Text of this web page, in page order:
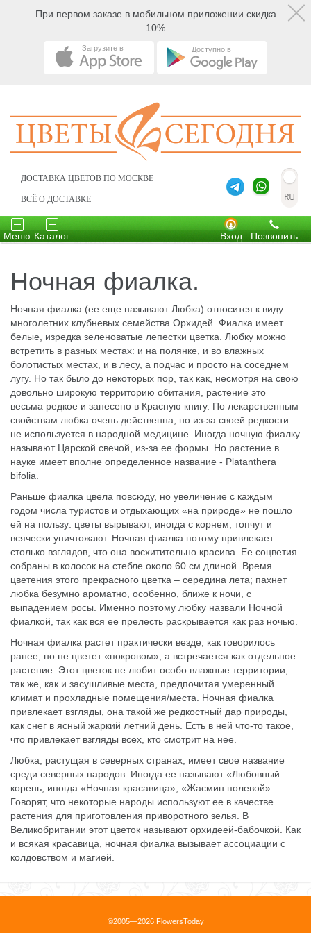
При первом заказе в мобильном приложении скидка
10%
Загрузите в Доступно в
ДОСТАВКА ЦВЕТОВ ПО МОСКВЕ
ВСЁ О ДОСТАВКЕ
Toggle
navigation
Меню
Toggle
navigation
Каталог Позвонить
Вход
Ночная фиалка.
Ночная фиалка (ее еще называют Любка) относится к виду
многолетних клубневых семейства Орхидей. Фиалка имеет
белые, изредка зеленоватые лепестки цветка. Любку можно
встретить в разных местах: и на полянке, и во влажных
болотистых местах, и в лесу, а подчас и просто на соседнем
лугу. Но так было до некоторых пор, так как, несмотря на свою
довольно широкую территорию обитания, растение это
весьма редкое и занесено в Красную книгу. По лекарственным
свойствам любка очень действенна, но из-за своей редкости
не используется в народной медицине. Иногда ночную фиалку
называют Царской свечой, из-за ее формы. Но растение в
науке имеет вполне определенное название - Platanthera
bifolia.
Раньше фиалка цвела повсюду, но увеличение с каждым
годом числа туристов и отдыхающих «на природе» не пошло
ей на пользу: цветы вырывают, иногда с корнем, топчут и
всячески уничтожают. Ночная фиалка потому привлекает
столько взглядов, что она восхитительно красива. Ее соцветия
собраны в колосок на стебле около 60 см длиной. Время
цветения этого прекрасного цветка – середина лета; пахнет
любка безумно ароматно, особенно, ближе к ночи, с
выпадением росы. Именно поэтому любку назвали Ночной
фиалкой, так как вся ее прелесть раскрывается как раз ночью.
Ночная фиалка растет практически везде, как говорилось
ранее, но не цветет «покровом», а встречается как отдельное
растение. Этот цветок не любит особо влажные территории,
так же, как и засушливые места, предпочитая умеренный
климат и прохладные помещения/места. Ночная фиалка
привлекает взгляды, она такой же редкостный дар природы,
как снег в ясный жаркий летний день. Есть в ней что-то такое,
что привлекает взгляды всех, кто смотрит на нее.
Любка, растущая в северных странах, имеет свое название
среди северных народов. Иногда ее называют «Любовный
корень, иногда «Ночная красавица», «Жасмин полевой».
Говорят, что некоторые народы используют ее в качестве
растения для приготовления приворотного зелья. В
Великобритании этот цветок называют орхидеей-бабочкой. Как
и всякая красавица, ночная фиалка вызывает ассоциации с
колдовством и магией.
©2005—2026 FlowersToday